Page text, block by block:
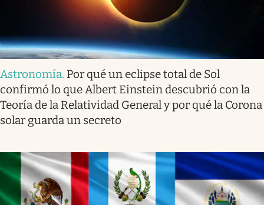
Astronomía. Por qué un eclipse total de Sol
confirmó lo que Albert Einstein descubrió con la
Teoría de la Relatividad General y por qué la Corona
solar guarda un secreto